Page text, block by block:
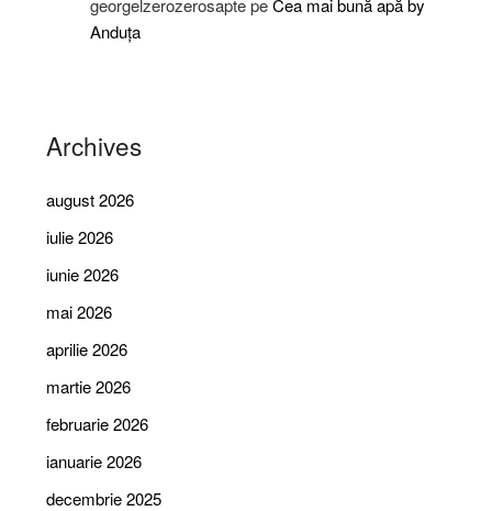
georgelzerozerosaptepeCea mai bună apă by
Anduța
Archives
august 2026
iulie 2026
iunie 2026
mai 2026
aprilie 2026
martie 2026
februarie 2026
ianuarie 2026
decembrie 2025